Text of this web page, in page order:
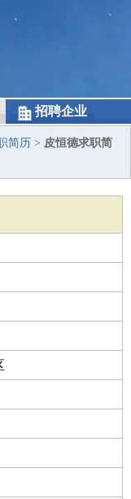
招聘企业
简历 > 皮恒德求职简